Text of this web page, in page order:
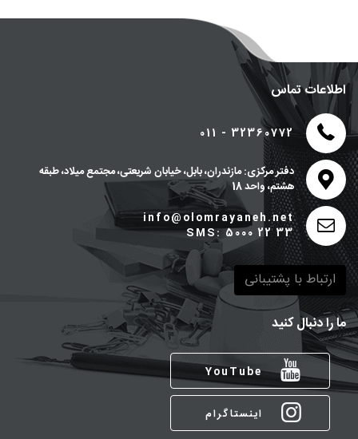
اطلاعات تماس
011 - 32360772
دفتر مرکزی: مازندران، بابل، خیابان شریعتی، مجتمع میلاد، طبقه
هشتم، واحد 18
info@olomrayaneh.net
SMS: 5000 22 33
ارتباط با پشتیبانی
ما را دنبال کنید
YouTube
اینستاگرام